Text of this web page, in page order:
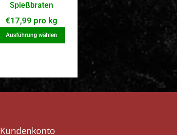
Spießbraten
€17,99 pro kg
Ausführung wählen
Kundenkonto